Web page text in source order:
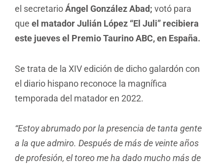
el secretarioÁngel González Abad; votó para
que el matador Julián López “El Juli” recibiera
este jueves el Premio Taurino ABC, en España.
Se trata de la XIV edición de dicho galardón con
el diario hispano reconoce la magnífica
temporada del matador en 2022.
“Estoy abrumado por la presencia de tanta gente
a la que admiro. Después de más de veinte años
de profesión, el toreo me ha dado mucho más de